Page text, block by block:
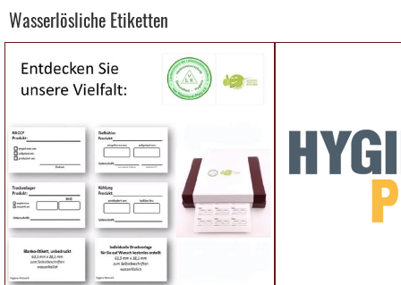
Wasserlösliche Etiketten